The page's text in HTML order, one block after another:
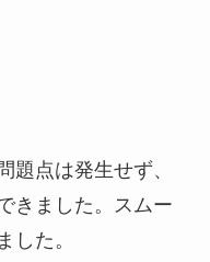
題点は発生せず、
きました。スムー
した。